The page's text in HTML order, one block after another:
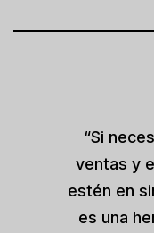
“Si
ventas y
estén en
es una